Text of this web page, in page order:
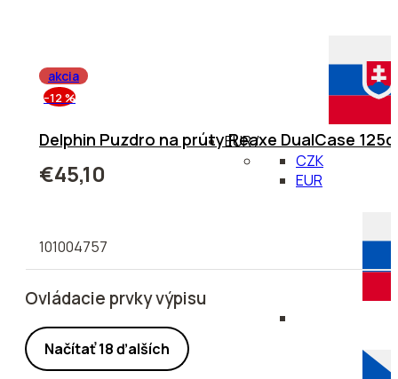
EUR /
CZK
EUR
akcia
–12 %
Delphin Puzdro na prúty Reaxe DualCase
€45,10
101004757
Ovládacie prvky výpisu
Načítať 18 ďalších